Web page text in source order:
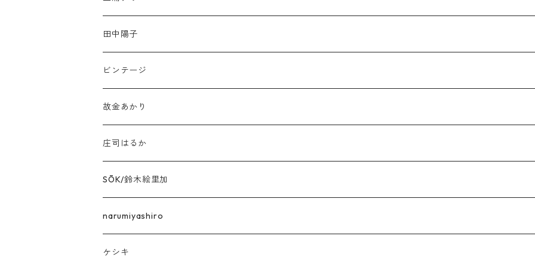
田中陽子
ビンテージ
故金あかり
庄司はるか
SŌK/鈴木絵里加
narumiyashiro
ケシキ